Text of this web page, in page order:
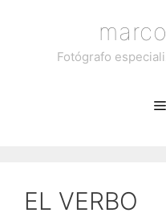
contenidoFotógrafo
EL VERBO